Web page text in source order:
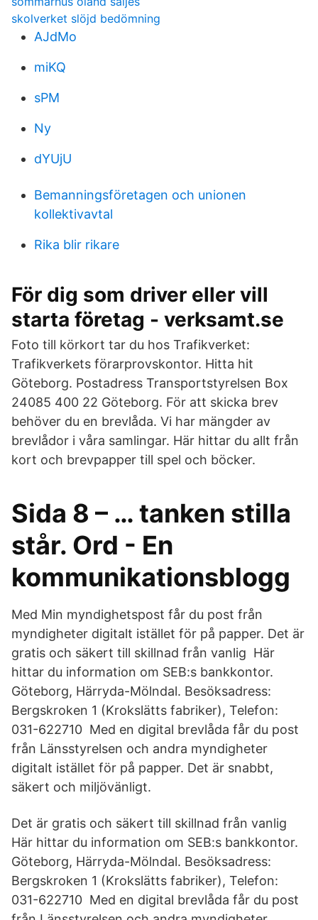
skolverket slöjd bedömning
AJdMo
miKQ
sPM
Ny
dYUjU
Bemanningsföretagen och unionen
kollektivavtal
Rika blir rikare
För dig som driver eller vill
starta företag - verksamt.se
Foto till körkort tar du hos Trafikverket:
Trafikverkets förarprovskontor. Hitta hit
Göteborg. Postadress Transportstyrelsen Box
24085 400 22 Göteborg. För att skicka brev
behöver du en brevlåda. Vi har mängder av
brevlådor i våra samlingar. Här hittar du allt från
kort och brevpapper till spel och böcker.
Sida 8 – … tanken stilla
står. Ord - En
kommunikationsblogg
Med Min myndighetspost får du post från
myndigheter digitalt istället för på papper. Det är
gratis och säkert till skillnad från vanlig Här
hittar du information om SEB:s bankkontor.
Göteborg, Härryda-Mölndal. Besöksadress:
Bergskroken 1 (Krokslätts fabriker), Telefon:
031-622710 Med en digital brevlåda får du post
från Länsstyrelsen och andra myndigheter
digitalt istället för på papper. Det är snabbt,
säkert och miljövänligt.
Det är gratis och säkert till skillnad från vanlig
Här hittar du information om SEB:s bankkontor.
Göteborg, Härryda-Mölndal. Besöksadress:
Bergskroken 1 (Krokslätts fabriker), Telefon:
031-622710 Med en digital brevlåda får du post